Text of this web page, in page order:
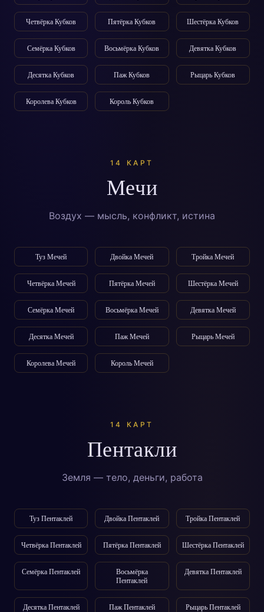
Четвёрка Кубков Пятёрка Кубков Шестёрка Кубков
Семёрка Кубков Восьмёрка Кубков Девятка Кубков
Десятка Кубков Паж Кубков Рыцарь Кубков
Королева Кубков Король Кубков
14 КАРТ
Мечи
Воздух — мысль, конфликт, истина
Туз Мечей Двойка Мечей Тройка Мечей
Четвёрка Мечей Пятёрка Мечей Шестёрка Мечей
Семёрка Мечей Восьмёрка Мечей Девятка Мечей
Десятка Мечей Паж Мечей Рыцарь Мечей
Королева Мечей Король Мечей
14 КАРТ
Пентакли
Земля — тело, деньги, работа
Туз Пентаклей Двойка Пентаклей Тройка Пентаклей
Четвёрка Пентаклей Пятёрка Пентаклей Шестёрка Пентаклей
Семёрка Пентаклей
Восьмёрка
Пентаклей
Девятка Пентаклей
Десятка Пентаклей Паж Пентаклей Рыцарь Пентаклей